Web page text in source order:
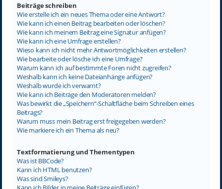
Beiträge schreiben
Wie erstelle ich ein neues Thema oder eine Antwort?
Wie kann ich einen Beitrag bearbeiten oder löschen?
Wie kann ich meinem Beitrag eine Signatur anfügen?
Wie kann ich eine Umfrage erstellen?
Wieso kann ich nicht mehr Antwortmöglichkeiten erstellen?
Wie bearbeite oder lösche ich eine Umfrage?
Warum kann ich auf bestimmte Foren nicht zugreifen?
Weshalb kann ich keine Dateianhänge anfügen?
Weshalb wurde ich verwarnt?
Wie kann ich Beiträge den Moderatoren melden?
Was bewirkt die „Speichern“-Schaltfläche beim Schreiben eines
Beitrags?
Warum muss mein Beitrag erst freigegeben werden?
Wie markiere ich ein Thema als neu?
Textformatierung und Thementypen
Was ist BBCode?
Kann ich HTML benutzen?
Was sind Smileys?